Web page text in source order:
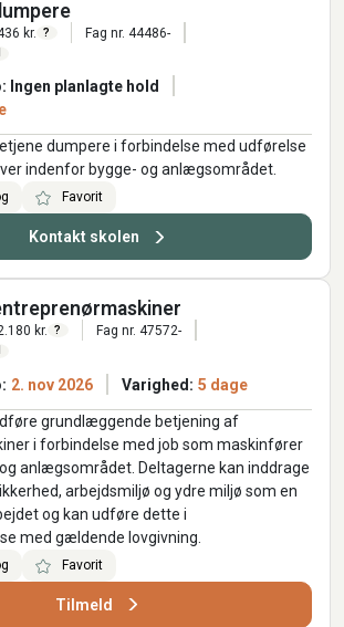
kr. ?
Fag nr. 44486-
Ingen planlagte hold
dumpere i forbindelse med udførelse
indenfor bygge- og anlægsområdet.
Favorit
Kontakt skolen
kr. ?
Fag nr. 47572-
2. nov 2026 Varighed: 5 dage
grundlæggende betjening af
i forbindelse med job som maskinfører
anlægsområdet. Deltagerne kan inddrage
arbejdsmiljø og ydre miljø som en
og kan udføre dette i
med gældende lovgivning.
Favorit
Tilmeld